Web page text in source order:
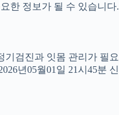
한 정보가 될 수 있습니
기검진과 잇몸 관리가
년05월01일 21시45